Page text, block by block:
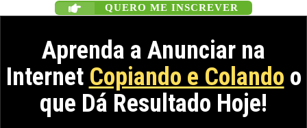
QUERO ME INSCREVER
Aprenda a Anunciar na
Internet Copiando e Colando o
que Dá Resultado Hoje!